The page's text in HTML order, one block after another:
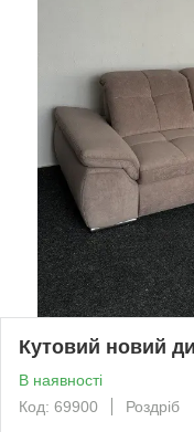
Кутовий новий
В наявності
Код: 69900
Роздріб